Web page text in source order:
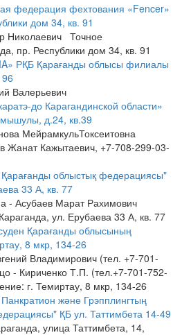
федерация фехтования «Fencer»
дом 34, кв. 91
Николаевич Точное
пр. Республики дом 34, кв. 91
РҚБ Қарағанды облысы филиалы
Валерьевич
до Карагандинской области»
д.24, кв.39
МейрамкульТоксеитовна
Жанат Кажытаевич, +7-708-299-03-
облыстық федерациясы"
33 А, кв. 77
- Асубаев Марат Рахимович
ул. Ерубаева 33 А, кв. 77
Қарағанды облысының
8 мкр, 134-26
Владимирович (тел. +7-701-
- Кириченко Т.П. (тел.+7-701-752-
г. Темиртау, 8 мкр, 134-26
және Грэпплингтың
ҚБ ул. Таттимбета 14-49
улица Таттимбета, 14,